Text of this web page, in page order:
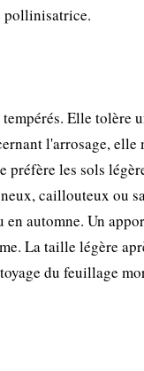
pollinisatrice.
Elle tolère
l'arrosage, elle
préfère les sols
caillouteux ou
en automne. Un
La taille légère
du feuillage